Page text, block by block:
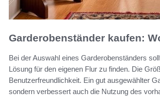
Garderobenständer kaufen:
Bei der Auswahl eines Garderobenständers
Lösung für den eigenen Flur zu finden. Die
Benutzerfreundlichkeit. Ein gut ausgewählter
sondern verbessert auch die Nutzung des